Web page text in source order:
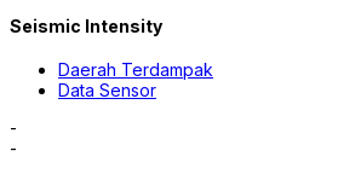
Seismic Intensity
Daerah Terdampak
Data Sensor
-
-